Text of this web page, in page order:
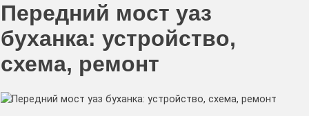
Передний мост уаз
буханка: устройство,
схема, ремонт